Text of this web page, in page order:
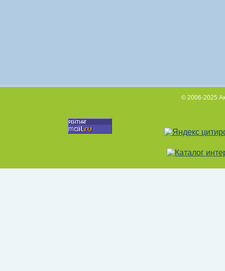
© 2006-2025